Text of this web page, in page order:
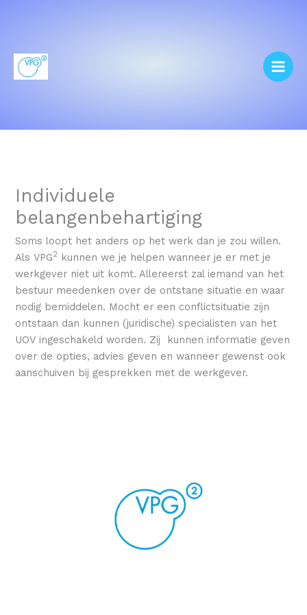
inhoud
Individuele
belangenbehartiging
Soms loopt het anders op het werk dan je zou willen.
Als VPG2
kunnen we je helpen wanneer je er met je
werkgever niet uit komt. Allereerst zal iemand van het
bestuur meedenken over de ontstane situatie en waar
nodig bemiddelen. Mocht er een conflictsituatie zijn
ontstaan dan kunnen (juridische) specialisten van het
UOV ingeschakeld worden. Zij kunnen informatie geven
over de opties, advies geven en wanneer gewenst ook
aanschuiven bij gesprekken met de werkgever.